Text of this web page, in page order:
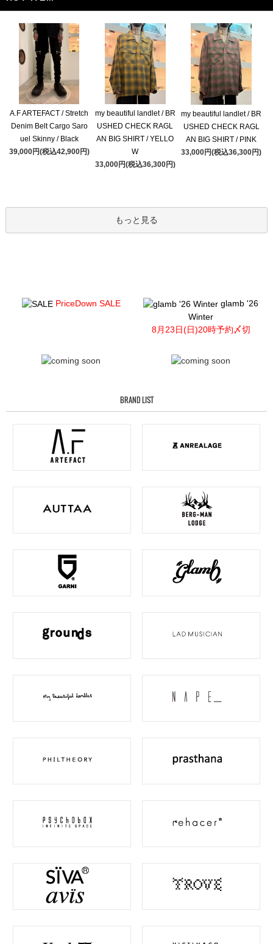
A.F ARTEFACT / Stretch
Denim Belt Cargo Saro
uel Skinny / Black
39,000円(税込42,900円)
my beautiful landlet / BR
USHED CHECK RAGL
AN BIG SHIRT / YELLO
W
33,000円(税込36,300円)
my beautiful landlet / BR
USHED CHECK RAGL
AN BIG SHIRT / PINK
33,000円(税込36,300円)
もっと見る
PriceDown SALE
glamb '26
Winter
8月23日(日)20時予約〆切
BRAND LIST